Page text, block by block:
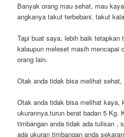
Banyak orang mau sehat, mau
angkanya takut terbebani. takut
Tapi buat saya, lebih baik tetapkan
kalaupun meleset masih mencapai
orang lain.
Otak anda tidak bisa melihat
Otak anda tidak bisa melihat kaya,
ukurannya.turun berat badan 5 Kg.
timbangan anda tidak ada tulisan ,
ada ukuran timbangan anda